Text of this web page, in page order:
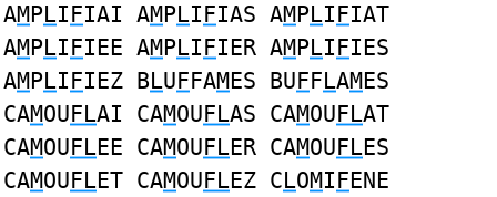
AMPLIFIAI AMPLIFIAS AMPLIFIAT
AMPLIFIEE AMPLIFIER AMPLIFIES
AMPLIFIEZ BLUFFAMES BUFFLAMES
CAMOUFLAI CAMOUFLAS CAMOUFLAT
CAMOUFLEE CAMOUFLER CAMOUFLES
CAMOUFLET CAMOUFLEZ CLOMIFENE